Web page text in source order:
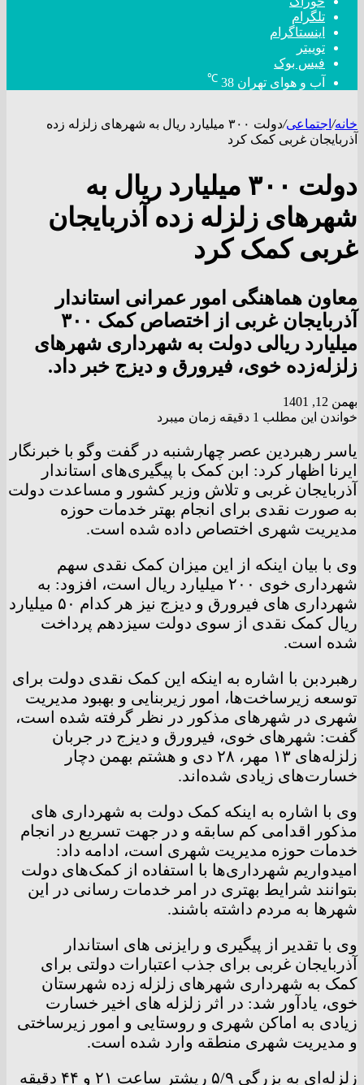
تلگرام
اینستاگرام
توییتر
فیس بوک
آب و هوای تهران 38
℃
خانه/ اجتماعی/
دولت ۳۰۰ میلیارد ریال به شهرهای زلزله زده
آذربایجان غربی کمک کرد
دولت ۳۰۰ میلیارد ریال به
شهرهای زلزله زده آذربایجان
غربی کمک کرد
معاون هماهنگی امور عمرانی استاندار
آذربایجان غربی از اختصاص کمک ۳۰۰
میلیارد ریالی دولت به شهرداری شهرهای
زلزله‌زده خوی، فیرورق و دیزج خبر داد.
بهمن 12, 1401
خواندن این مطلب 1 دقیقه زمان میبرد
یاسر رهبردین عصر چهارشنبه در گفت وگو با خبرنگار
ایرنا اظهار کرد: ابن کمک با پیگیری‌های استاندار
آذربایجان غربی و تلاش وزیر کشور و مساعدت دولت
به صورت نقدی برای انجام بهتر خدمات حوزه
مدیریت شهری اختصاص داده شده است.
وی با بیان اینکه از این میزان کمک نقدی سهم
شهرداری خوی ۲۰۰ میلیارد ریال است، افزود: به
شهرداری های فیرورق و دیزج نیز هر کدام ۵۰ میلیارد
ریال کمک نقدی از سوی دولت سیزدهم پرداخت
شده است.
رهبردبن با اشاره به اینکه این کمک نقدی دولت برای
توسعه زیرساخت‌ها، امور زیربنایی و بهبود مدیریت
شهری در شهرهای مذکور در نظر گرفته شده است،
گفت: شهرهای خوی، فیرورق و دیزج در جربان
زلزله‌های ۱۳ مهر، ۲۸ دی و هشتم بهمن دچار
خسارت‌های زیادی شده‌اند.
وی با اشاره به اینکه کمک دولت به شهرداری های
مذکور اقدامی کم سابقه و در جهت تسریع در انجام
خدمات حوزه مدیریت شهری است، ادامه داد:
امیدواریم شهرداری‌ها با استفاده از کمک‌های دولت
بتوانند شرایط بهتری در امر خدمات رسانی در این
شهرها به مردم داشته باشند.
وی با تقدیر از پیگیری و رایزنی های استاندار
آذربایجان غربی برای جذب اعتبارات دولتی برای
کمک به شهرداری شهرهای زلزله زده شهرستان
خوی، یادآور شد: در اثر زلزله های اخیر خسارت
زیادی به اماکن شهری و روستایی و امور زیرساختی
و مدیریت شهری منطقه وارد شده است.
زلزله‌ای به بزرگی ۵/۹ ریشتر ساعت ۲۱ و ۴۴ دقیقه